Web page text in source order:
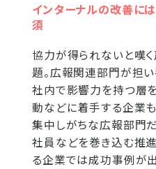
インターナルの改善に
須
協力が得られないと嘆
題。広報関連部門が担い
社内で影響力を持つ層
動などに着手する企業
集中しがちな広報部門
社員などを巻き込む推
る企業では成功事例が出